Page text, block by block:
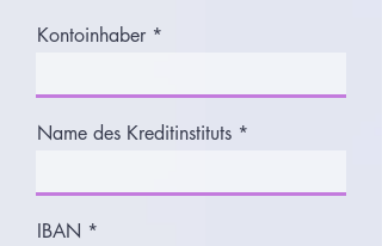
Kontoinhaber
Name des Kreditinstituts
IBAN